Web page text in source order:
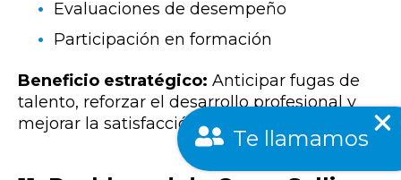
Evaluaciones de desempeño
Participación en formación
Beneficio estratégico: Anticipar fugas de
talento, reforzar el desarrollo profesional y
mejorar la satisfacción interna.
Te llamamos